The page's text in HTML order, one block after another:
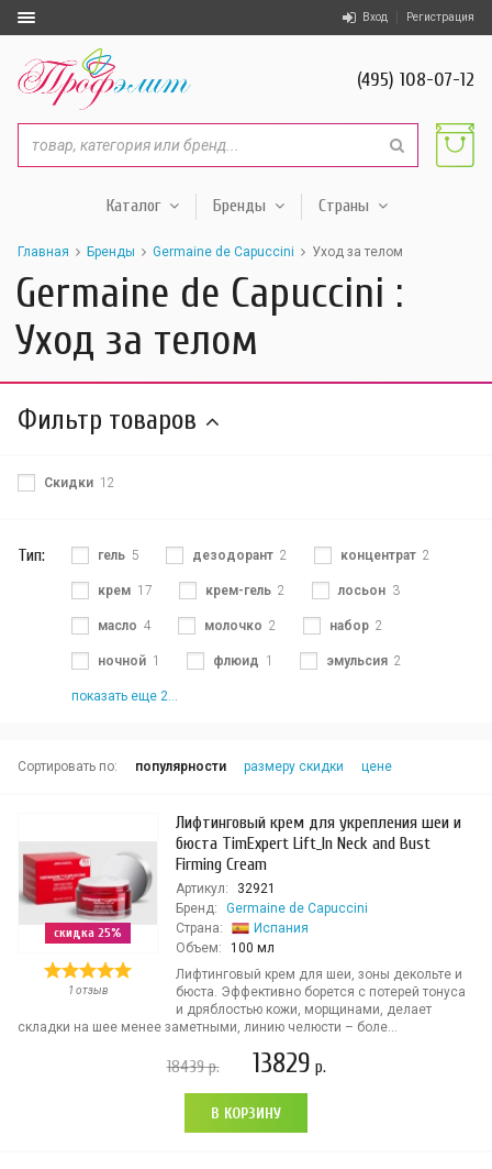
Вход Регистрация
(495) 108-07-12
Каталог Бренды Страны
Главная Бренды Germaine de Capuccini Уход за телом
Germaine de Capuccini :
Уход за телом
Фильтр товаров
Скидки 12
Тип: гель 5 дезодорант 2 концентрат 2
крем 17 крем-гель 2 лосьон 3
масло 4 молочко 2 набор 2
ночной 1 флюид 1 эмульсия 2
показать еще 2...
Сортировать по: популярности размеру скидки цене
скидка 25%
1 отзыв
Лифтинговый крем для укрепления шеи и
бюста TimExpert Lift_In Neck and Bust
Firming Cream
Артикул:
32921
Бренд:
Germaine de Capuccini
Страна:
Испания
Объем:
100 мл
Лифтинговый крем для шеи, зоны декольте и
бюста. Эффективно борется с потерей тонуса
и дряблостью кожи, морщинами, делает
складки на шее менее заметными, линию челюсти – боле...
18439р. 13829 р.
В КОРЗИНУ